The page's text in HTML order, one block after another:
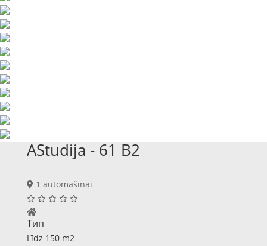
AStudija - 61 B2
1 automašīnai
Тип
Līdz 150 m2